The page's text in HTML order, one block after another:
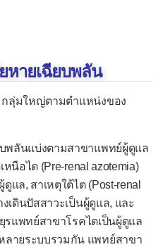
มา
ยไป
ง
มดระดู
หายเฉียบพลัน
กลุ่มใหญ่ตามตำแหน่งของ
บพลันแบ่งตามสาขาแพทย์ผู้ดูแล
นือไต (Pre-renal azotemia)
แล, สาเหตุใต้ไต (Post-renal
เดินปัสสาวะเป็นผู้ดูแล, และ
รแพทย์สาขาโรคไตเป็นผู้ดูแล
ายระบบรวมกัน แพทย์สาขา